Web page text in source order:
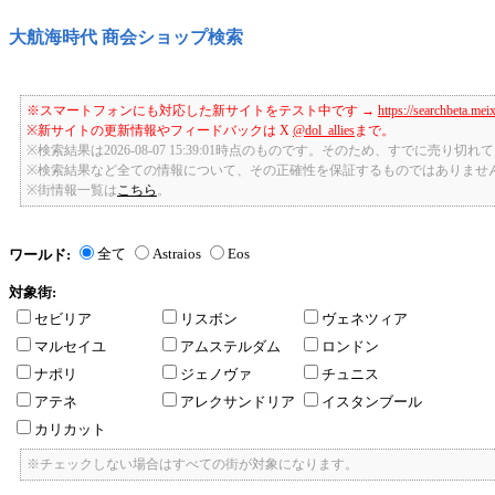
大航海時代 商会ショップ検索
※スマートフォンにも対応した新サイトをテスト中です → https://
※新サイトの更新情報やフィードバックは X @dol_alliesまで。
※検索結果は2026-08-07 15:39:01時点のものです。そのため、すでに売り切れ
※検索結果など全ての情報について、その正確性を保証するものではありませ
※街情報一覧は こちら
ワールド: 全て Astraios Eos
対象街:
セビリア
リスボン
ヴェネツィア
マルセイユ
アムステルダム
ロンドン
ナポリ
ジェノヴァ
チュニス
アテネ
アレクサンドリア
イスタンブール
カリカット
※チェックしない場合はすべての街が対象になります。